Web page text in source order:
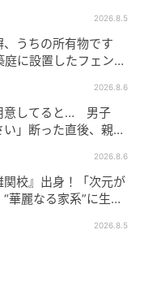
2026.8.5
うちの所有物です
に設置したフェン
2026.8.6
意してると… 男子
い」断った直後、親が
2026.8.6
校』出身！「次元が
華麗なる家系”に生ま
2026.8.5